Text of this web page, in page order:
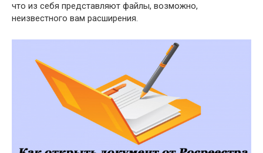
что из себя представляют файлы, возможно,
неизвестного вам расширения.